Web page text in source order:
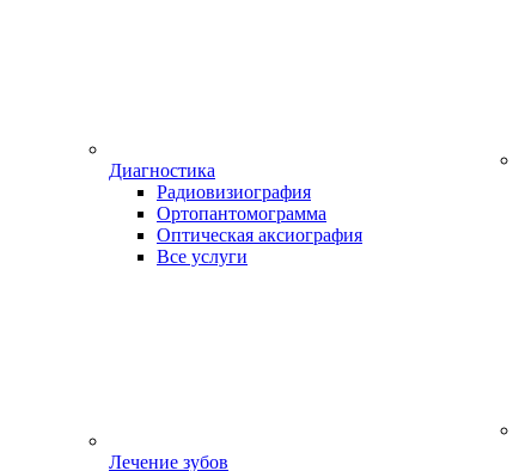
Диагностика
Радиовизиография
Ортопантомограмма
Оптическая аксиография
Все услуги
Лечение зубов